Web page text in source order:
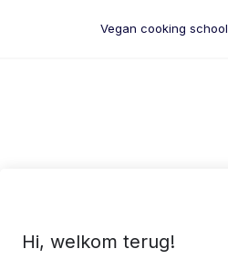
Vegan cooking school
Hi, welkom terug!